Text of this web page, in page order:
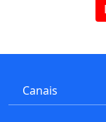
Canais